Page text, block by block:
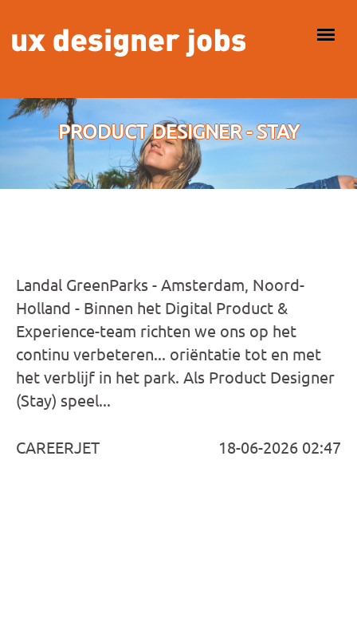
HOOFDMENU
PRODUCT DESIGNER - STAY
Landal GreenParks - Amsterdam, Noord-
Holland - Binnen het Digital Product &
Experience-team richten we ons op het
continu verbeteren... oriëntatie tot en met
het verblijf in het park. Als Product Designer
(Stay) speel...
CAREERJET 18-06-2026 02:47